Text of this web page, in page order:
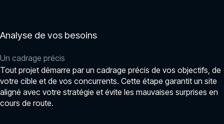
Analyse de vos besoins
Un cadrage précis
Tout projet démarre par un cadrage précis de vos objectifs, de
votre cible et de vos concurrents. Cette étape garantit un site
aligné avec votre stratégie et évite les mauvaises surprises en
cours de route.